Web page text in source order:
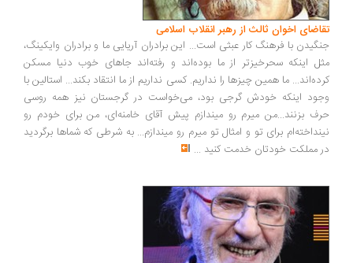
اخوان ثالث از رهبر انقلاب اسلامی
با فرهنگ کار عبثی است... این برادران آریایی ما و برادران وایکینگ،
اینکه سحرخیزتر از ما بوده‌اند و رفته‌اند جاهای خوب دنیا مسکن
ما همین چیزها را نداریم. کسی نداریم از ما انتقاد بکند... استالین با
اینکه خودش گرجی بود، می‌خواست در گرجستان نیز همه روسی
بزنند...من میرم رو میندازم پیش آقای خامنه‌ای، من برای خودم رو
برای تو و امثال تو میرم رو میندازم... به شرطی که شماها برگردید
مملکت خودتان خدمت کنید...